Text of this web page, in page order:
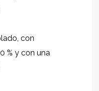
con
% y con una